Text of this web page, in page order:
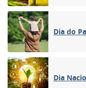
Dia do
Dia